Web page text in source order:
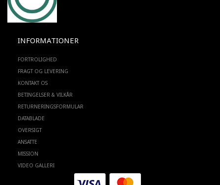
INFORMATIONER
FORTROLIGHED
FRAGT OG LEVERING
KONTAKT OS
BETINGELSER & VILKÅR
RETURNERINGSFORMULAR
DATABLADE
OVERSIGT
ANSATTE
MISSION
VIDEO GALLERI